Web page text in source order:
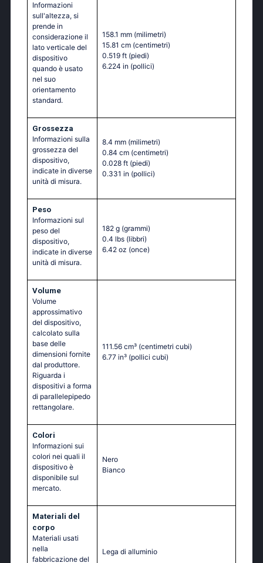
Informazioni
sull'altezza, si
prende in
considerazione il
lato verticale del
dispositivo
quando è usato
nel suo
orientamento
standard.
158.1 mm (milimetri)
15.81 cm (centimetri)
0.519 ft (piedi)
6.224 in (pollici)
Grossezza
Informazioni sulla
grossezza del
dispositivo,
indicate in diverse
unità di misura.
8.4 mm (milimetri)
0.84 cm (centimetri)
0.028 ft (piedi)
0.331 in (pollici)
Peso
Informazioni sul
peso del
dispositivo,
indicate in diverse
unità di misura.
182 g (grammi)
0.4 lbs (libbri)
6.42 oz (once)
Volume
Volume
approssimativo
del dispositivo,
calcolato sulla
base delle
dimensioni fornite
dal produttore.
Riguarda i
dispositivi a forma
di parallelepipedo
rettangolare.
111.56 cm³ (centimetri cubi)
6.77 in³ (pollici cubi)
Colori
Informazioni sui
colori nei quali il
dispositivo è
disponibile sul
mercato.
Nero
Bianco
Materiali del
corpo
Materiali usati
nella
fabbricazione del
Lega di alluminio